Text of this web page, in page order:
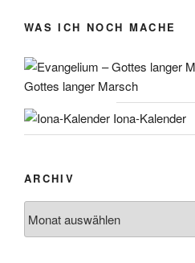
WAS ICH NOCH MACHE
Gottes langer Marsch
Iona-Kalender
ARCHIV